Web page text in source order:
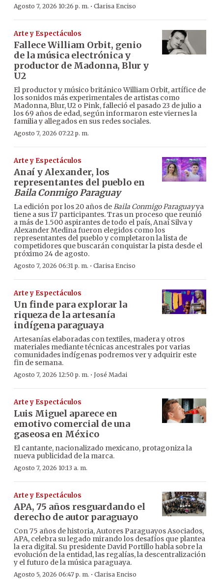
Agosto 7, 2026 10:26 p. m. · Clarisa Enciso
Arte y Espectáculos
Fallece William Orbit, genio
de la música electrónica y
productor de Madonna, Blur y
U2
El productor y músico británico William Orbit, artífice de
los sonidos más experimentales de artistas como
Madonna, Blur, U2 o Pink, falleció el pasado 23 de julio a
los 69 años de edad, según informaron este viernes la
familia y allegados en sus redes sociales.
Agosto 7, 2026 07:22 p. m.
Arte y Espectáculos
Anaí y Alexander, los
representantes del pueblo en
Baila Conmigo Paraguay
La edición por los 20 años deBaila Conmigo Paraguayya
tiene a sus 17 participantes. Tras un proceso que reunió
a más de 1.500 aspirantes de todo el país, Anaí Silva y
Alexander Medina fueron elegidos como los
representantes del pueblo y completaron la lista de
competidores que buscarán conquistar la pista desde el
próximo 24 de agosto.
Agosto 7, 2026 06:31 p. m. · Clarisa Enciso
Arte y Espectáculos
Un finde para explorar la
riqueza de la artesanía
indígena paraguaya
Artesanías elaboradas con textiles, madera y otros
materiales mediante técnicas ancestrales por varias
comunidades indígenas podremos ver y adquirir este
fin de semana.
Agosto 7, 2026 12:50 p. m. · José Madai
Arte y Espectáculos
Luis Miguel aparece en
emotivo comercial de una
gaseosa en México
El cantante, nacionalizado mexicano, protagoniza la
nueva publicidad de la marca.
Agosto 7, 2026 10:13 a. m.
Arte y Espectáculos
APA, 75 años resguardando el
derecho de autor paraguayo
Con 75 años de historia, Autores Paraguayos Asociados,
APA, celebra su legado mirando los desafíos que plantea
la era digital. Su presidente David Portillo habla sobre la
evolución de la entidad, las regalías, la descentralización
y el futuro de la música paraguaya.
Agosto 5, 2026 06:47 p. m. · Clarisa Enciso